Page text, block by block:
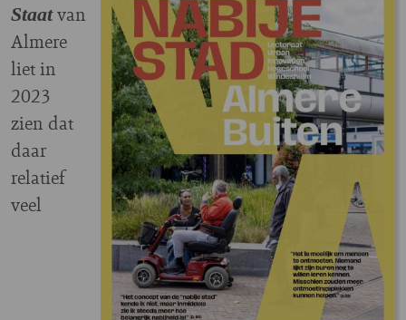
Staatvan
Almere
liet in
2023
zien dat
daar
relatief
veel